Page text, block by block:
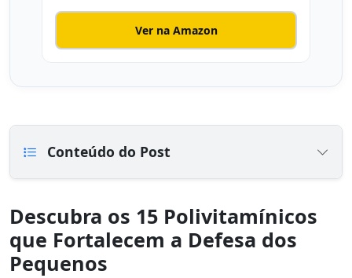
Ver na Amazon
Conteúdo do Post
Descubra os 15 Polivitamínicos
que Fortalecem a Defesa dos
Pequenos